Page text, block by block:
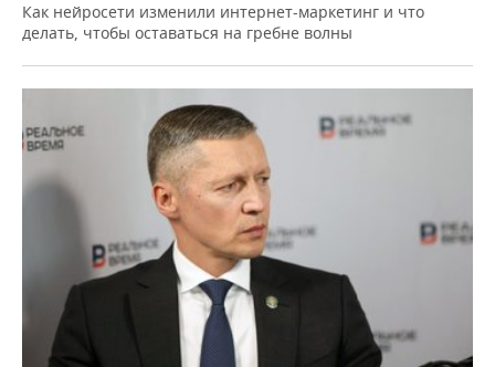
Как нейросети изменили интернет-маркетинг и что
делать, чтобы оставаться на гребне волны